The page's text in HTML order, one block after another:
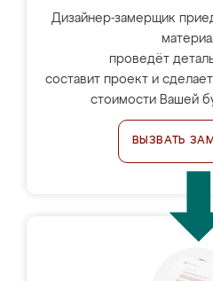
Дизайнер-замерщик
проведёт
составит проект и
стоимости Вашей
ВЫЗВАТЬ